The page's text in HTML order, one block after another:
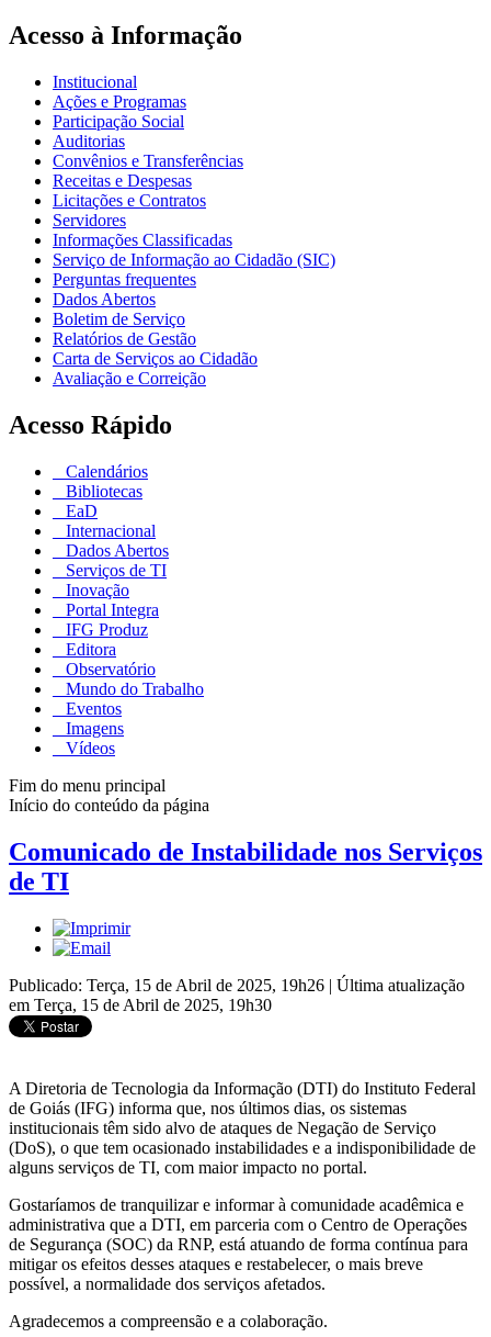
Acesso à Informação
Institucional
Ações e Programas
Participação Social
Auditorias
Convênios e Transferências
Receitas e Despesas
Licitações e Contratos
Servidores
Informações Classificadas
Serviço de Informação ao Cidadão (SIC)
Perguntas frequentes
Dados Abertos
Boletim de Serviço
Relatórios de Gestão
Carta de Serviços ao Cidadão
Avaliação e Correição
Acesso Rápido
Calendários
Bibliotecas
EaD
Internacional
Dados Abertos
Serviços de TI
Inovação
Portal Integra
IFG Produz
Editora
Observatório
Mundo do Trabalho
Eventos
Imagens
Vídeos
Fim do menu principal
Início do conteúdo da página
Comunicado de Instabilidade nos Serviços
de TI
Publicado: Terça, 15 de Abril de 2025, 19h26 | Última atualização
em Terça, 15 de Abril de 2025, 19h30
A Diretoria de Tecnologia da Informação (DTI) do Instituto Federal
de Goiás (IFG) informa que, nos últimos dias, os sistemas
institucionais têm sido alvo de ataques de Negação de Serviço
(DoS), o que tem ocasionado instabilidades e a indisponibilidade de
alguns serviços de TI, com maior impacto no portal.
Gostaríamos de tranquilizar e informar à comunidade acadêmica e
administrativa que a DTI, em parceria com o Centro de Operações
de Segurança (SOC) da RNP, está atuando de forma contínua para
mitigar os efeitos desses ataques e restabelecer, o mais breve
possível, a normalidade dos serviços afetados.
Agradecemos a compreensão e a colaboração.